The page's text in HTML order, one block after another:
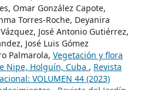
Omar González Capote,
Torres-Roche, Deyanira
José Antonio Gutiérrez,
José Luis Gómez
Palmarola, Vegetación y flora
Nipe, Holguín, Cuba , Revista
VOLUMEN 44 (2023)